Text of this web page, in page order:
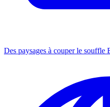
Des paysages à couper le souffle